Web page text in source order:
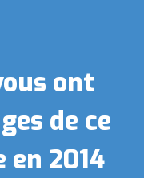
ont
de ce
2014